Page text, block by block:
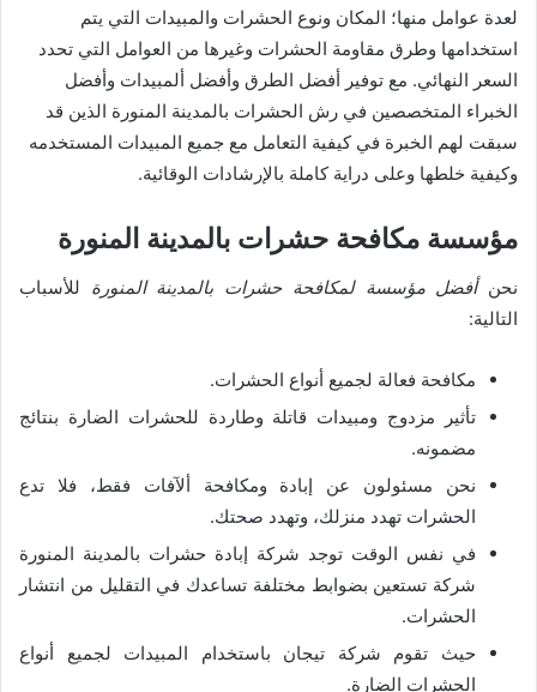
لعدة عوامل منها؛ المكان ونوع الحشرات والمبيدات التي يتم
استخدامها وطرق مقاومة الحشرات وغيرها من العوامل التي تحدد
السعر النهائي. مع توفير أفضل الطرق وأفضل ألمبيدات وأفضل
الخبراء المتخصصين في رش الحشرات بالمدينة المنورة الذين قد
سبقت لهم الخبرة في كيفية التعامل مع جميع المبيدات المستخدمه
وكيفية خلطها وعلى دراية كاملة بالإرشادات الوقائية.
مؤسسة مكافحة حشرات بالمدينة المنورة
نحن أفضل مؤسسة لمكافحة حشرات بالمدينة المنورة للأسباب
التالية:
مكافحة فعالة لجميع أنواع الحشرات.
تأثير مزدوج ومبيدات قاتلة وطاردة للحشرات الضارة بنتائج
مضمونه.
نحن مسئولون عن إبادة ومكافحة ألآفات فقط، فلا تدع
الحشرات تهدد منزلك، وتهدد صحتك.
في نفس الوقت توجد شركة إبادة حشرات بالمدينة المنورة
شركة تستعين بضوابط مختلفة تساعدك في التقليل من انتشار
الحشرات.
حيث تقوم شركة تيجان باستخدام المبيدات لجميع أنواع
الحشرات الضارة.